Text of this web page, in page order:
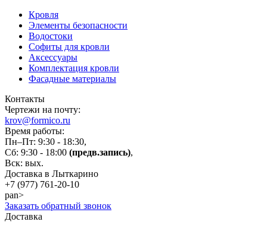
Кровля
Элементы безопасности
Водостоки
Софиты для кровли
Аксессуары
Комплектация кровли
Фасадные материалы
Контакты
Чертежи на почту:
krov@formico.ru
Время работы:
Пн–Пт: 9:30 - 18:30,
Сб: 9:30 - 18:00 (предв.запись),
Вск: вых.
Доставка в Лыткарино
+7 (977) 761-20-10
pan>
Заказать обратный звонок
Доставка